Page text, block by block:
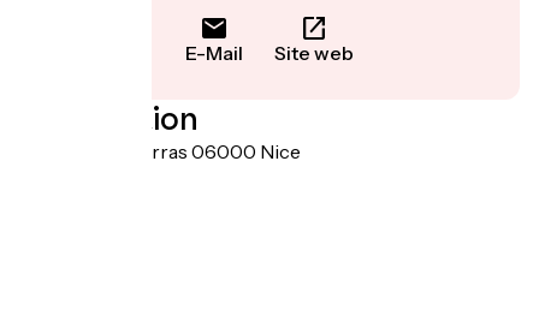
E-Mail Site web
Localisation
9 avenue de Carras 06000 Nice